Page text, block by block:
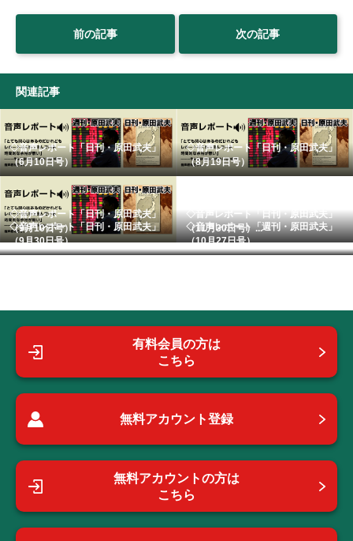
前の記事 次の記事
関連記事
◇音声レポート「日刊・原田武夫」
（6月10日号）
◇音声レポート「日刊・原田武夫」
（8月19日号）
◇音声レポート「日刊・原田武夫」
（9月10日号）
◇音声レポート「日刊・原田武夫」
（11月30日号）...
◇音声レポート「日刊・原田武夫」
（9月30日号）
◇音声レポート「週刊・原田武夫」
（10月27日号）...
有料会員の方は
こちら
無料アカウント登録
無料アカウントの方は
こちら